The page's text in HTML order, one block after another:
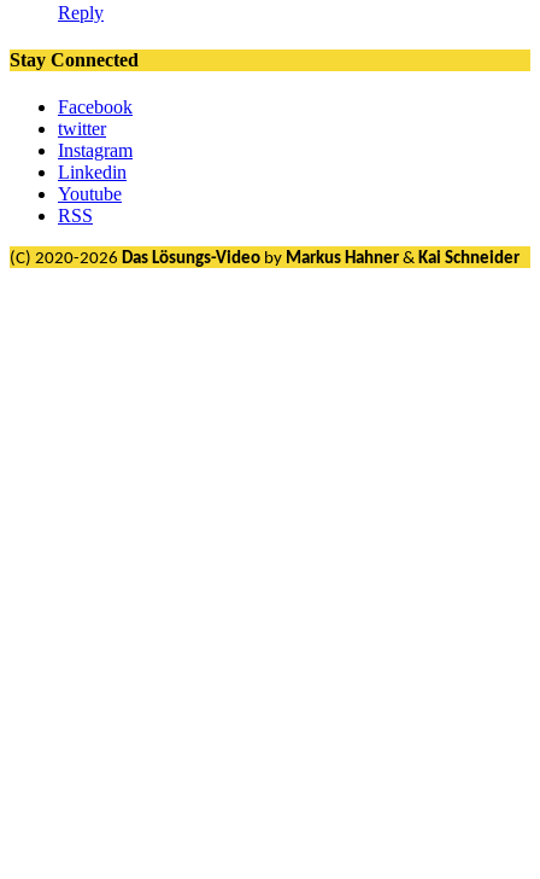
Reply
Stay Connected
Facebook
twitter
Instagram
Linkedin
Youtube
RSS
(C) 2020-2026 Das Lösungs-Video by Markus Hahner & Kai Schneider